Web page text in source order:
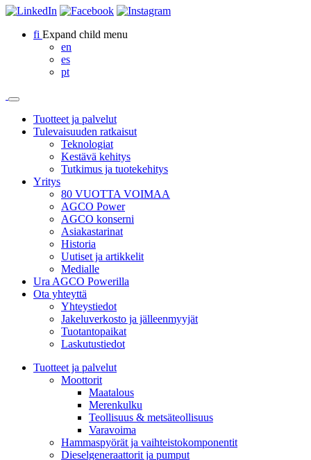
fi Expand child menu
en
es
pt
Tuotteet ja palvelut
Tulevaisuuden ratkaisut
Teknologiat
Kestävä kehitys
Tutkimus ja tuotekehitys
Yritys
80 VUOTTA VOIMAA
AGCO Power
AGCO konserni
Asiakastarinat
Historia
Uutiset ja artikkelit
Medialle
Ura AGCO Powerilla
Ota yhteyttä
Yhteystiedot
Jakeluverkosto ja jälleenmyyjät
Tuotantopaikat
Laskutustiedot
Tuotteet ja palvelut
Moottorit
Maatalous
Merenkulku
Teollisuus & metsäteollisuus
Varavoima
Hammaspyörät ja vaihteistokomponentit
Dieselgeneraattorit ja pumput